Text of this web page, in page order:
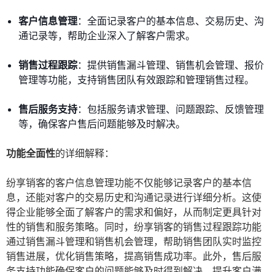
客户信息管理：全面记录客户的基本信息、交易历史、沟
通记录等，帮助企业深入了解客户需求。
销售过程跟踪：提供销售漏斗管理、销售机会管理、报价
管理等功能，支持销售团队有效跟踪和管理销售过程。
售后服务支持：包括服务请求管理、问题跟踪、反馈管理
等，确保客户售后问题能够及时解决。
功能全面性的详细解释：
纷享销客的客户信息管理功能不仅能够记录客户的基本信
息，还能对客户的交易历史和沟通记录进行详细分析。这使
得企业能够全面了解客户的需求和偏好，从而制定更具针对
性的销售和服务策略。同时，纷享销客的销售过程跟踪功能
通过销售漏斗管理和销售机会管理，帮助销售团队实时监控
销售进展，优化销售策略，提高销售成功率。此外，售后服